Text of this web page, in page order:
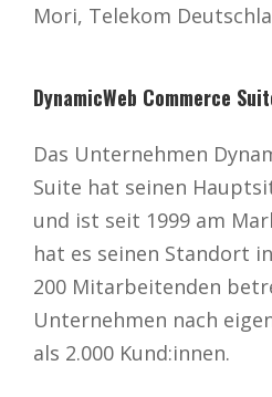
Mori, Telekom
DynamicWeb Commerce
Das Unternehmen
Suite hat seinen
und ist seit 1999 am
hat es seinen Standort
200 Mitarbeitenden
Unternehmen nach
als 2.000 Kund:innen.